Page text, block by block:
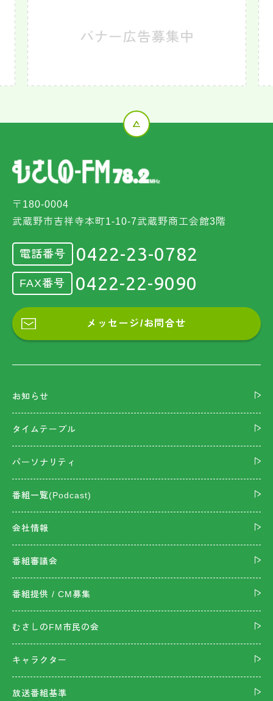
〒180-0004
武蔵野市吉祥寺本町1-10-7武蔵野商工会館3階
電話番号 0422-23-0782
FAX番号 0422-22-9090
メッセージ/お問合せ
お知らせ
タイムテーブル
パーソナリティ
番組一覧(Podcast)
会社情報
番組審議会
番組提供 / CM募集
むさしのFM市民の会
キャラクター
放送番組基準